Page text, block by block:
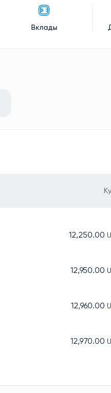
Вклады
12,250.00
12,950.00
12,960.00
12,970.00